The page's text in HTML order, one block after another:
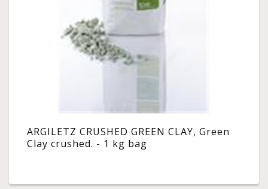
ARGILETZ CRUSHED GREEN CLAY, Green
Clay crushed. - 1 kg bag